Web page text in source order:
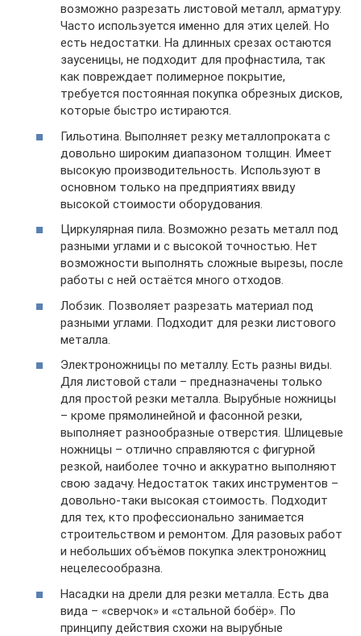
возможно разрезать листовой металл, арматуру.
Часто используется именно для этих целей. Но
есть недостатки. На длинных срезах остаются
заусеницы, не подходит для профнастила, так
как повреждает полимерное покрытие,
требуется постоянная покупка обрезных дисков,
которые быстро истираются.
Гильотина. Выполняет резку металлопроката с
довольно широким диапазоном толщин. Имеет
высокую производительность. Используют в
основном только на предприятиях ввиду
высокой стоимости оборудования.
Циркулярная пила. Возможно резать металл под
разными углами и с высокой точностью. Нет
возможности выполнять сложные вырезы, после
работы с ней остаётся много отходов.
Лобзик. Позволяет разрезать материал под
разными углами. Подходит для резки листового
металла.
Электроножницы по металлу. Есть разны виды.
Для листовой стали – предназначены только
для простой резки металла. Вырубные ножницы
– кроме прямолинейной и фасонной резки,
выполняет разнообразные отверстия. Шлицевые
ножницы – отлично справляются с фигурной
резкой, наиболее точно и аккуратно выполняют
свою задачу. Недостаток таких инструментов –
довольно-таки высокая стоимость. Подходит
для тех, кто профессионально занимается
строительством и ремонтом. Для разовых работ
и небольших объёмов покупка электроножниц
нецелесообразна.
Насадки на дрели для резки металла. Есть два
вида – «сверчок» и «стальной бобёр». По
принципу действия схожи на вырубные